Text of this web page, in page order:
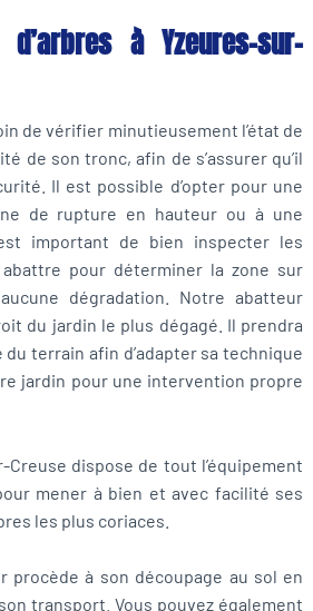
à Yzeures-sur-
de vérifier minutieusement l’état de
de son tronc, afin de s’assurer qu’il
Il est possible d’opter pour une
de rupture en hauteur ou à une
important de bien inspecter les
abattre pour déterminer la zone sur
dégradation. Notre abatteur
du jardin le plus dégagé. Il prendra
terrain afin d’adapter sa technique
jardin pour une intervention propre
dispose de tout l’équipement
mener à bien et avec facilité ses
les plus coriaces.
procède à son découpage au sol en
transport. Vous pouvez également